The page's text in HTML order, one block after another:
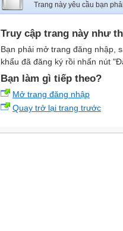
Trang này yêu cầu bạn
Truy cập trang này như
Bạn phải mở trang đăng nhập,
khẩu đã đăng ký rồi nhấn nút
Bạn làm gì tiếp theo?
Mở trang đăng nhập
Quay trở lại trang trước